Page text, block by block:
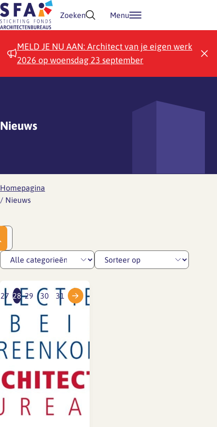
Doorgaan naar inhoud
Zoeken Menu
MELD JE NU AAN: Architect van je eigen werk
2026 op woensdag 23 september
Nieuws
Homepagina
/ Nieuws
27 28 29 30 31